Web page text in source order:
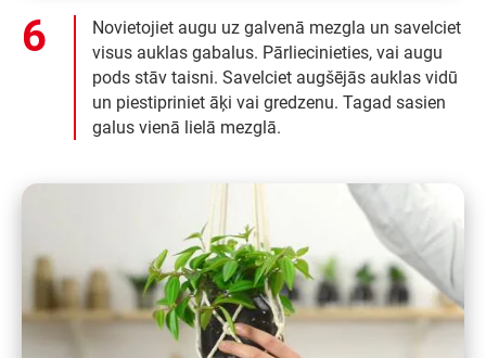
Novietojiet augu uz galvenā mezgla un savelciet
visus auklas gabalus. Pārliecinieties, vai augu
pods stāv taisni. Savelciet augšējās auklas vidū
un piestipriniet āķi vai gredzenu. Tagad sasien
galus vienā lielā mezglā.